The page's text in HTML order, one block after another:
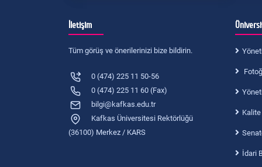
İletişim
Tüm görüş ve önerilerinizi bize bildirin.
0 (474) 225 11 50-56
0 (474) 225 11 60 (Fax)
bilgi@kafkas.edu.tr
Kafkas Üniversitesi Rektörlüğü
(36100) Merkez / KARS
İdari